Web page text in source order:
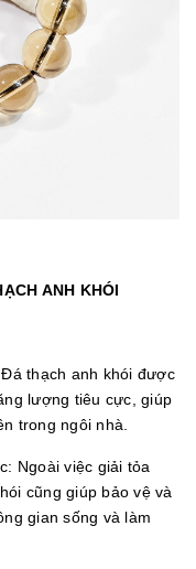
ANH KHÓI
thạch anh khói được
lượng tiêu cực, giúp
trong ngôi nhà.
Ngoài việc giải tỏa
cũng giúp bảo vệ và
gian sống và làm